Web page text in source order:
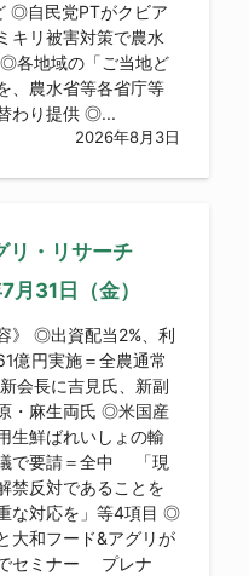
◎自民党PTがクビア
キリ被害対策で農水
各地域の「ご当地ど
、農水省等各省庁等
わり提供 ◎...
2026年8月3日
リ・リサーチ
31日（金）
》 ◎出資配当2%、利
億円実施＝全農通常
会長に吉見氏、新副
・麻生両氏 ◎米国産
生鮮ばれいしょの輸
で要請＝全中 「現
禁反対であることを
な対応を」等4項目 ◎
大和フード&アグリが
セミナー プレナ